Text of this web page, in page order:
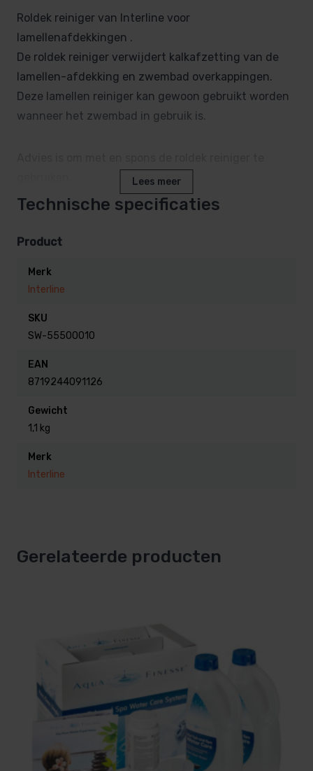
Roldek reiniger van Interline voor
lamellenafdekkingen .
De roldek reiniger verwijdert kalkafzetting van de
lamellen-afdekking en zwembad overkappingen.
Deze lamellen reiniger kan gewoon gebruikt worden
wanneer het zwembad in gebruik is.
Wij adviseren een op 5 liter water 0,25 liter roldek
reiniger te gebruiken.
Lees meer
Technische specificaties
Product
Merk
Interline
SKU
SW-55500010
EAN
8719244091126
Gewicht
1,1 kg
Merk
Interline
Gerelateerde producten